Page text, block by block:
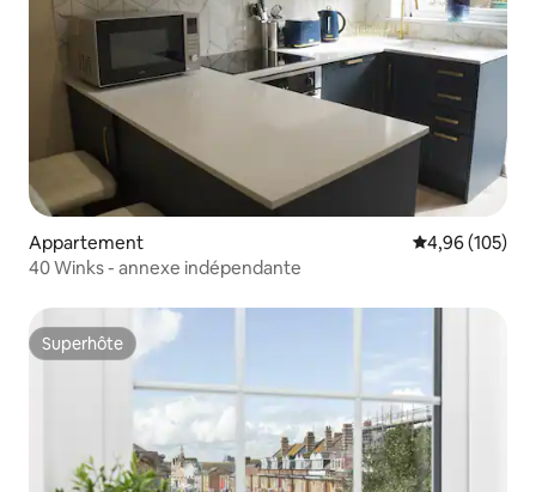
Appartement Évaluation
4,96 (105)
40 Winks - annexe indépendante
Superhôte
Superhôte